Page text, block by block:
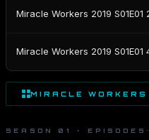
Miracle Workers 2019
Miracle Workers 2019
MIRACLE
SEASON 01 · EPISODES